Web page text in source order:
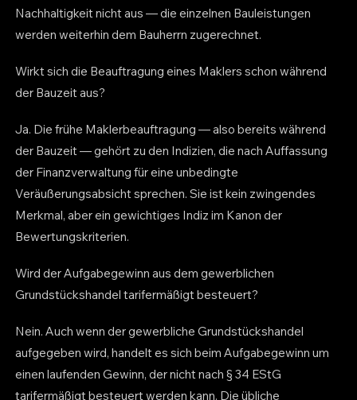
Nachhaltigkeit nicht aus — die einzelnen Bauleistungen
werden weiterhin dem Bauherrn zugerechnet.
Wirkt sich die Beauftragung eines Maklers schon während
der Bauzeit aus?
Ja. Die frühe Maklerbeauftragung — also bereits während
der Bauzeit — gehört zu den Indizien, die nach Auffassung
der Finanzverwaltung für eine unbedingte
Veräußerungsabsicht sprechen. Sie ist kein zwingendes
Merkmal, aber ein gewichtiges Indiz im Kanon der
Bewertungskriterien.
Wird der Aufgabegewinn aus dem gewerblichen
Grundstückshandel tarifermäßigt besteuert?
Nein. Auch wenn der gewerbliche Grundstückshandel
aufgegeben wird, handelt es sich beim Aufgabegewinn um
einen laufenden Gewinn, der nicht nach § 34 EStG
tarifermäßigt besteuert werden kann. Die übliche